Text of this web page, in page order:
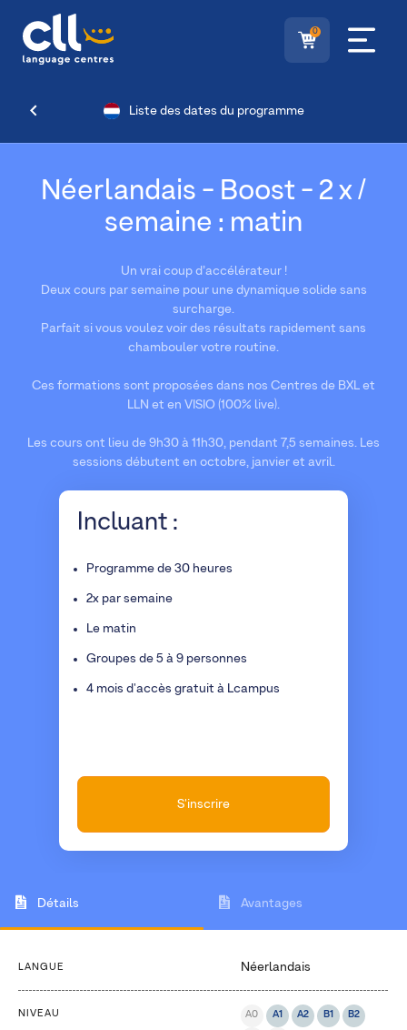
0
Liste des dates du programme
Néerlandais - Boost - 2 x /
semaine : matin
Un vrai coup d’accélérateur !
Deux cours par semaine pour une dynamique solide sans
surcharge.
Parfait si vous voulez voir des résultats rapidement sans
chambouler votre routine.
Ces formations sont proposées dans nos Centres de BXL et
LLN et en VISIO (100% live).
Les cours ont lieu de 9h30 à 11h30, pendant 7,5 semaines. Les
sessions débutent en octobre, janvier et avril.
Incluant :
Programme de 30 heures
2x par semaine
Le matin
Groupes de 5 à 9 personnes
4 mois d'accès gratuit à Lcampus
S'inscrire
Détails Avantages
LANGUE Néerlandais
NIVEAU A0 A1 A2 B1 B2